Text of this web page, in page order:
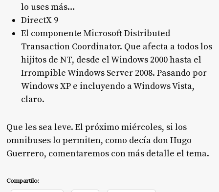
lo uses más…
DirectX 9
El componente Microsoft Distributed
Transaction Coordinator. Que afecta a todos los
hijitos de NT, desde el Windows 2000 hasta el
Irrompible Windows Server 2008. Pasando por
Windows XP e incluyendo a Windows Vista,
claro.
Que les sea leve. El próximo miércoles, si los
omnibuses lo permiten, como decía don Hugo
Guerrero, comentaremos con más detalle el tema.
Compartilo: